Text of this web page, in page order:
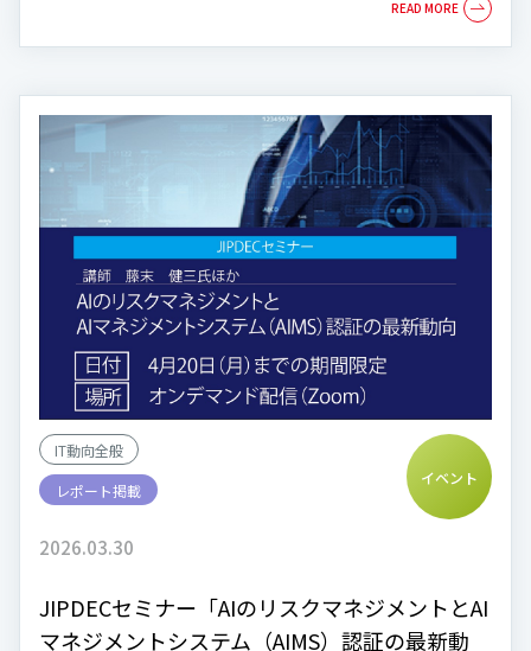
IT動向全般
レポート掲載
イベント
2026.03.30
JIPDECセミナー「AIのリスクマネジメントとAI
マネジメントシステム（AIMS）認証の最新動